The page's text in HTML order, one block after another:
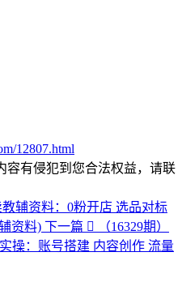
12807.html
容有侵犯到您合法权益，请联
教辅资料：0粉开店 选品对标
资料) 下一篇
（16329期）
操：账号搭建 内容创作 流量